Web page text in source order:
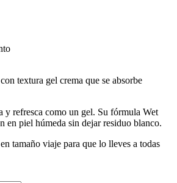
textura gel crema que se absorbe
y refresca como un gel. Su fórmula Wet
en piel húmeda sin dejar residuo blanco.
tamaño viaje para que lo lleves a todas